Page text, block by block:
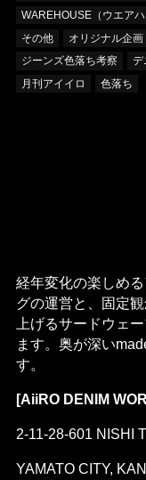
WAREHOUSE（ウエアハ
その他
オリジナル企画
ジーンズ色落ち考察
デ
月刊アイイロ
色落ち
経年変化の楽しめ
グの運営と、固定
上げるサードウェ
ます。奥が深い
す。
[AiiRO DENIM
2-11-28-601 NISHI
YAMATO CITY,